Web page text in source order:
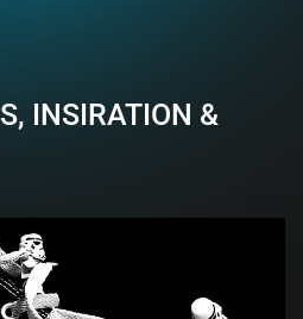
INSIRATION &